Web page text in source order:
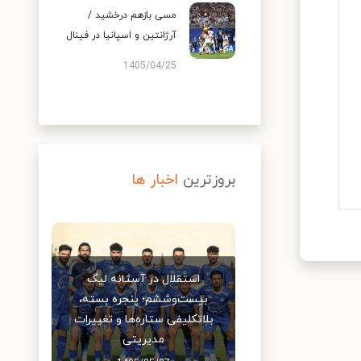
مسی بازهم درخشید /
آرژانتین و اسپانیا در فینال
1405/04/25
بروزترین اخبار ها
استقلال در آستانه لیگ
بیست‌وششم؛ پنجره بسته،
بلاتکلیفی ستاره‌ها و تغییرات
مدیریتی